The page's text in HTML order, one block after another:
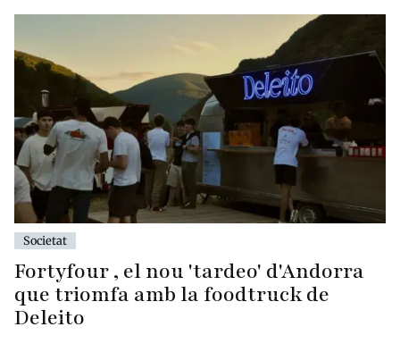
Societat
Fortyfour , el nou 'tardeo' d'Andorra
que triomfa amb la foodtruck de
Deleito